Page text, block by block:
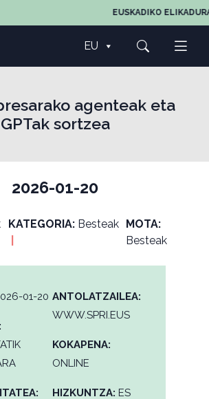
EUSKADIKO
EU
agenteak eta
GPTak sortzea
2026-01-20
KATEGORIA: Besteak MOTA:
Besteak
01-20 ANTOLATZAILEA:
WWW.SPRI.EUS
KOKAPENA:
ONLINE
HIZKUNTZA: ES